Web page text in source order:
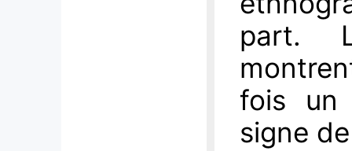
part.
fois un
signe